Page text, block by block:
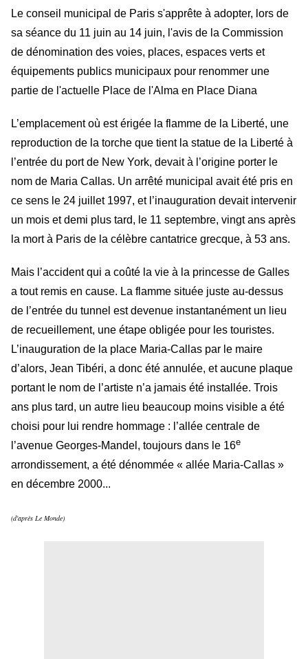
Le conseil municipal de Paris s'apprête à adopter, lors de
sa séance du 11 juin au 14 juin, l'avis de la Commission
de dénomination des voies, places, espaces verts et
équipements publics municipaux pour renommer une
partie de l'actuelle Place de l'Alma en Place Diana
L’emplacement où est érigée la flamme de la Liberté, une
reproduction de la torche que tient la statue de la Liberté à
l’entrée du port de New York, devait à l’origine porter le
nom de Maria Callas. Un arrêté municipal avait été pris en
ce sens le 24 juillet 1997, et l’inauguration devait intervenir
un mois et demi plus tard, le 11 septembre, vingt ans après
la mort à Paris de la célèbre cantatrice grecque, à 53 ans.
Mais l’accident qui a coûté la vie à la princesse de Galles
a tout remis en cause. La flamme située juste au-dessus
de l’entrée du tunnel est devenue instantanément un lieu
de recueillement, une étape obligée pour les touristes.
L’inauguration de la place Maria-Callas par le maire
d’alors, Jean Tibéri, a donc été annulée, et aucune plaque
portant le nom de l’artiste n’a jamais été installée. Trois
ans plus tard, un autre lieu beaucoup moins visible a été
choisi pour lui rendre hommage : l’allée centrale de
l’avenue Georges-Mandel, toujours dans le 16e
arrondissement, a été dénommée « allée Maria-Callas »
en décembre 2000...
(d'après Le Monde)